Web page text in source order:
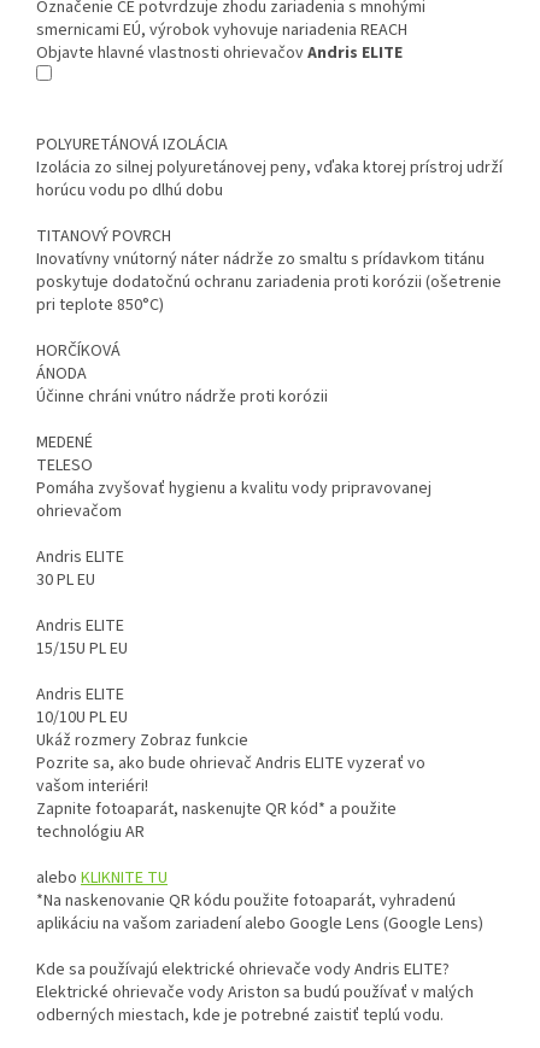
Označenie CE potvrdzuje zhodu zariadenia s mnohými
smernicami EÚ, výrobok vyhovuje nariadenia REACH
Objavte hlavné vlastnosti ohrievačovAndris ELITE
POLYURETÁNOVÁ IZOLÁCIA
Izolácia zo silnej polyuretánovej peny, vďaka ktorej prístroj udrží
horúcu vodu po dlhú dobu
TITANOVÝ POVRCH
Inovatívny vnútorný náter nádrže zo smaltu s prídavkom titánu
poskytuje dodatočnú ochranu zariadenia proti korózii (ošetrenie
pri teplote 850°C)
HORČÍKOVÁ
ÁNODA
Účinne chráni vnútro nádrže proti korózii
MEDENÉ
TELESO
Pomáha zvyšovať hygienu a kvalitu vody pripravovanej
ohrievačom
Andris ELITE
30 PL EU
Andris ELITE
15/15U PL EU
Andris ELITE
10/10U PL EU
Ukáž rozmery Zobraz funkcie
Pozrite sa, ako bude ohrievač Andris ELITEvyzerať vo
vašom interiéri!
Zapnite fotoaparát, naskenujte QR kód* a použite
technológiu AR
alebo KLIKNITE TU
*Na naskenovanie QR kódu použite fotoaparát, vyhradenú
aplikáciu na vašom zariadení alebo Google Lens (Google Lens)
Kde sa používajú elektrické ohrievače vodyAndris ELITE?
Elektrické ohrievače vody Ariston sa budú používať v malých
odberných miestach, kde je potrebné zaistiť teplú vodu.